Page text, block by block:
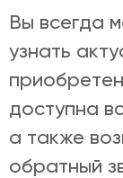
Вы всегда
узнать
доступна
а также
обратный